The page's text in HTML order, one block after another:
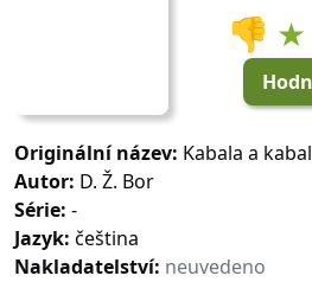
👎
Originální název: Kabala a
Autor: D. Ž. Bor
Série: -
Jazyk: čeština
Nakladatelství: neuvedeno